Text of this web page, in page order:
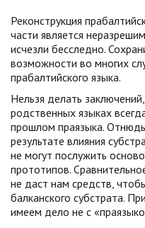
Реконструкция
части является
исчезли бесследно.
возможности во многих
прабалтийского языка.
Нельзя делать
родственных языках
прошлом праязыка.
результате влияния
не могут послужить
прототипов.
не даст нам средств,
балканского субстрата.
имеем дело не с